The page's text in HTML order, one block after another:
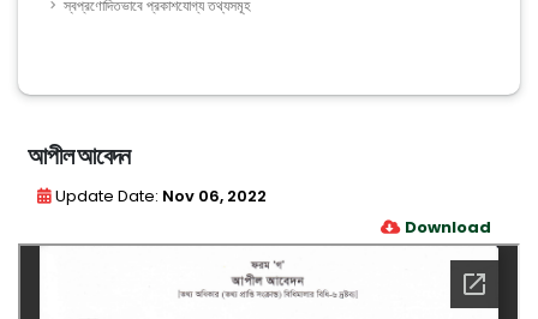
আপীল আবেদন
Update Date: Nov 06, 2022
Download
স্বপ্রণোদিতভাবে প্রকাশযোগ্য তথ্যসমূহ